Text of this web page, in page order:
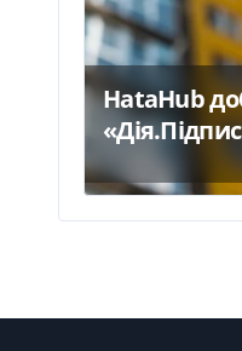
HataHub
Delo.ua